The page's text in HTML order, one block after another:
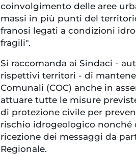
coinvolgimento delle aree
massi in più punti del
franosi legati a condizioni
fragili".
Si raccomanda ai Sindaci -
rispettivi territori - di
Comunali (COC) anche in
attuare tutte le misure
di protezione civile per
rischio idrogeologico nonché
ricezione dei messaggi da
Regionale.